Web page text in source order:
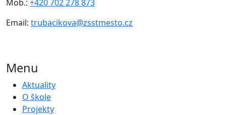
Mob.: +420 702 278 873
Email: trubacikova@zsstmesto.cz
Menu
Aktuality
O škole
Projekty